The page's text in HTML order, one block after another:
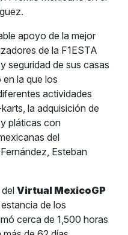
apoyo de la mejor
de la F1ESTA
seguridad de sus casas
la que los
actividades
la adquisición de
pláticas con
del
Esteban
Virtual MexicoGP
de los
cerca de 1,500 horas